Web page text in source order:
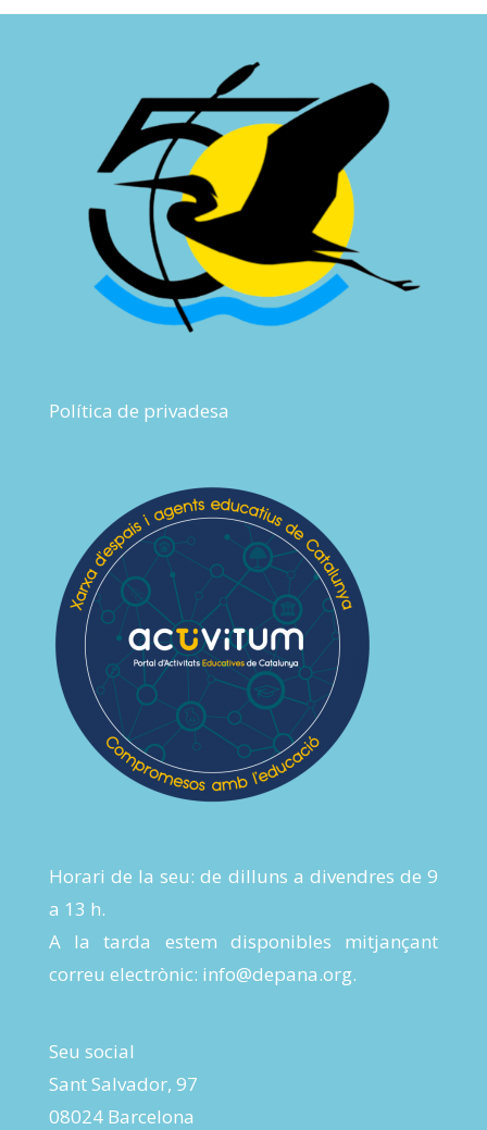
Política de privadesa
Horari de la seu: de dilluns a divendres de 9
a 13 h.
A la tarda estem disponibles mitjançant
correu electrònic: info@depana.org.
Seu social
Sant Salvador, 97
08024 Barcelona